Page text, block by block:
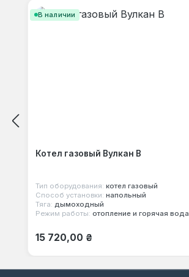
В наличии
Котел газовый Вулкан В
Тип оборудования: котел газовый
Способ установки: напольный
Тяга: дымоходный
Режим работы: отопление и горячая вода
Обычная цена:
15 720,00 ₴